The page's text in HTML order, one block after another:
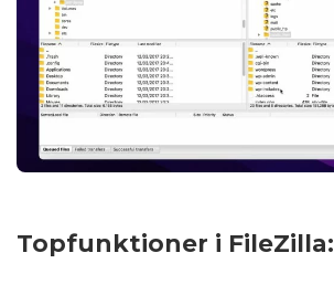
Topfunktioner i FileZilla: